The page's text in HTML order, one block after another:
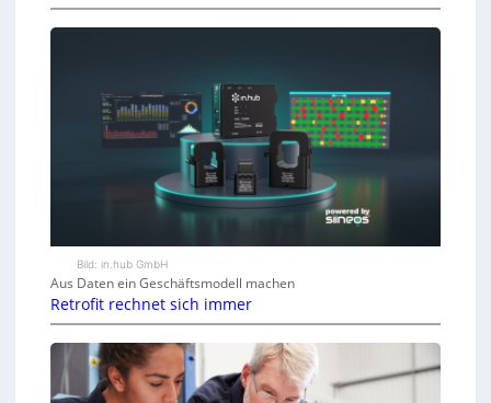
Bild: in.hub GmbH
Aus Daten ein Geschäftsmodell machen
Retrofit rechnet sich immer